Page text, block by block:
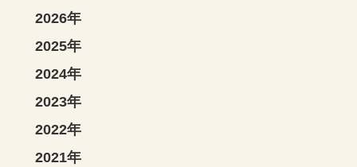
2026年
2025年
2024年
2023年
2022年
2021年